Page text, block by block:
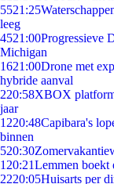
5521:25
leeg
4521:00Progressieve
Michigan
1621:00Drone met
hybride aanval
220:58XBOX
jaar
1220:48Capibara's
binnen
520:30
1 20:21Lemmen boekt
2220:05Huisarts per